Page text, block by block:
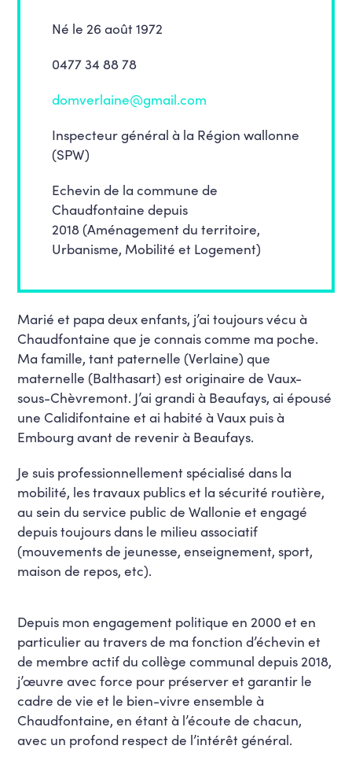
Né le 26 août 1972
0477 34 88 78
domverlaine@gmail.com
Inspecteur général à la Région wallonne
(SPW)
Echevin de la commune de
Chaudfontaine depuis
2018 (Aménagement du territoire,
Urbanisme, Mobilité et Logement)
Marié et papa deux enfants, j’ai toujours vécu à
Chaudfontaine que je connais comme ma poche.
Ma famille, tant paternelle (Verlaine) que
maternelle (Balthasart) est originaire de Vaux-
sous-Chèvremont. J’ai grandi à Beaufays, ai épousé
une Calidifontaine et ai habité à Vaux puis à
Embourg avant de revenir à Beaufays.
Je suis professionnellement spécialisé dans la
mobilité, les travaux publics et la sécurité routière,
au sein du service public de Wallonie et engagé
depuis toujours dans le milieu associatif
(mouvements de jeunesse, enseignement, sport,
maison de repos, etc).
Depuis mon engagement politique en 2000 et en
particulier au travers de ma fonction d’échevin et
de membre actif du collège communal depuis 2018,
j’œuvre avec force pour préserver et garantir le
cadre de vie et le bien-vivre ensemble à
Chaudfontaine, en étant à l’écoute de chacun,
avec un profond respect de l’intérêt général.